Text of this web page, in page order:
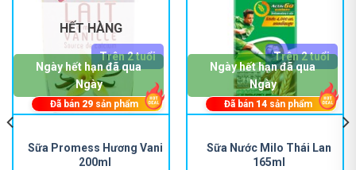
HẾT HÀNG
Sữa Promess Hương Vani
200ml
Trên 2 tuổi
Ngày hết hạn đã qua
Ngày
Đã bán 29sản phẩm
Sữa Nước Milo Thái Lan
165ml
Trên 2 tuổi
Ngày hết hạn đã qua
Ngày
Đã bán 14sản phẩm